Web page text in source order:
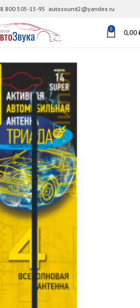
8 800 505-15-95 autosound2@yandex.ru
0 0,00